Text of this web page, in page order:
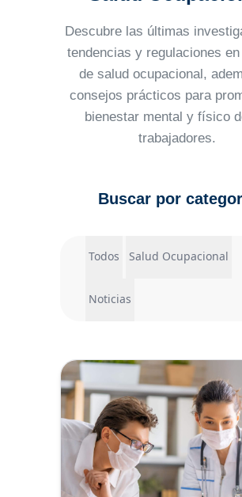
Descubre las últimas
tendencias y regulaciones
de salud ocupacional,
consejos prácticos para
bienestar mental y físico
trabajadores.
Buscar por
Todos Salud Ocupacional
Noticias